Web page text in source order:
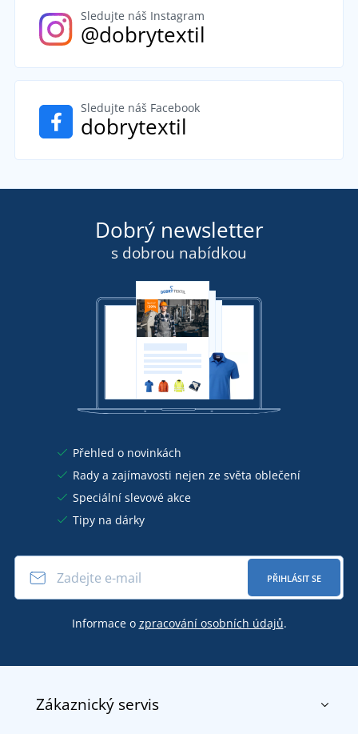
Sledujte náš Instagram
@dobrytextil
Sledujte náš Facebook
dobrytextil
Dobrý newsletter
s dobrou nabídkou
Přehled o novinkách
Rady a zajímavosti nejen ze světa oblečení
Speciální slevové akce
Tipy na dárky
PŘIHLÁSIT SE
Informace o zpracování osobních údajů.
Zákaznický servis